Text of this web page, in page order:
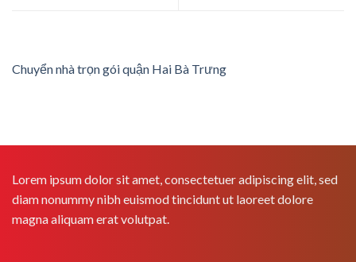
Chuyển nhà trọn gói quận Hai Bà Trưng
Lorem ipsum dolor sit amet, consectetuer adipiscing elit, sed
diam nonummy nibh euismod tincidunt ut laoreet dolore
magna aliquam erat volutpat.